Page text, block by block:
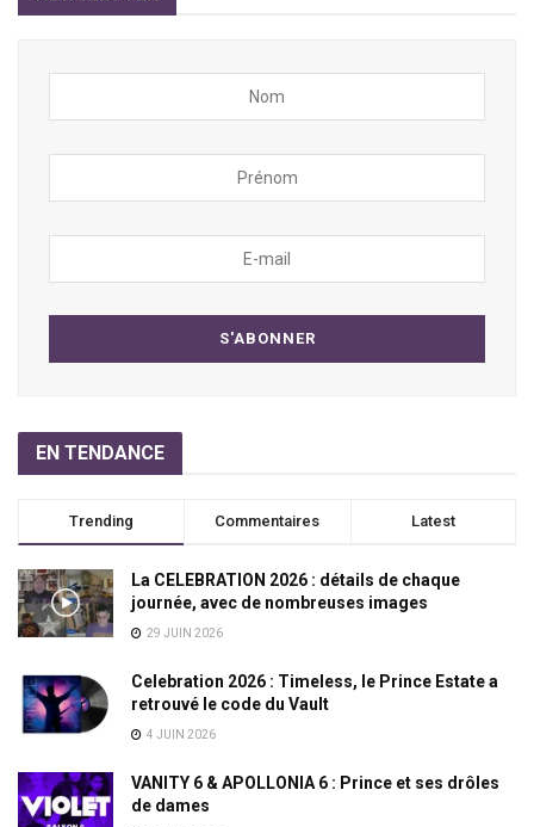
EN TENDANCE
Trending Commentaires Latest
La CELEBRATION 2026 : détails de chaque
journée, avec de nombreuses images
29 JUIN 2026
Celebration 2026 : Timeless, le Prince Estate a
retrouvé le code du Vault
4 JUIN 2026
VANITY 6 & APOLLONIA 6 : Prince et ses drôles
de dames